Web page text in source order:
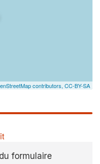
contributors, CC-BY-SA
formulaire